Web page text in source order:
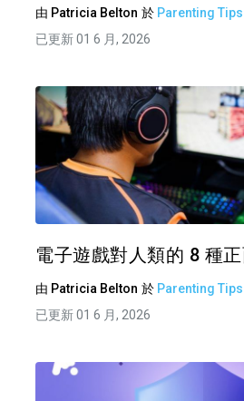
由 Patricia Belton 於 Parenting Tips
已更新 01 6 月, 2026
電子遊戲對人類的 8 種
由 Patricia Belton 於 Parenting Tips
已更新 01 6 月, 2026